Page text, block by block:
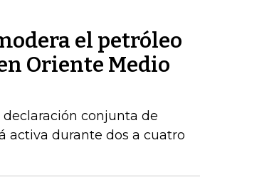
el petróleo
Oriente Medio
conjunta de
activa durante dos a cuatro